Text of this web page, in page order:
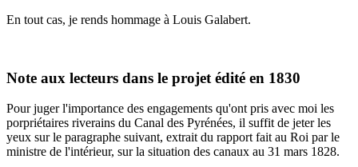
En tout cas, je rends hommage à Louis Galabert.
Note aux lecteurs dans le projet édité en 1830
Pour juger l'importance des engagements qu'ont pris avec moi les
porpriétaires riverains du Canal des Pyrénées, il suffit de jeter les
yeux sur le paragraphe suivant, extrait du rapport fait au Roi par le
ministre de l'intérieur, sur la situation des canaux au 31 mars 1828.